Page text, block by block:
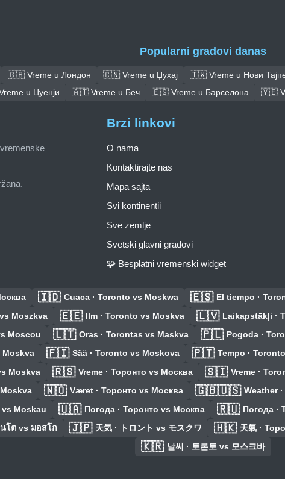
Popularni gradovi danas
🇬🇧 Vreme u Лондон 🇨🇳 Vreme u Џухај 🇹🇼 Vreme u Нови
u Цуенји
🇦🇹 Vreme u Беч 🇪🇸 Vreme u Барселона 🇾🇪
Brzi linkovi
O nama
Kontaktirajte nas
Mapa sajta
Svi kontinentii
Sve zemlje
Svetski glavni gradovi
🧩 Besplatni vremenski widget
🇮🇩 Cuaca · Toronto vs Moskwa 🇪🇸 El tiempo ·
Moszkva 🇪🇪 Ilm · Toronto vs Moskva 🇱🇻 Laikapstākļi ·
Moscou 🇱🇹 Oras · Torontas vs Maskva 🇵🇱 Pogoda ·
Moskva 🇫🇮 Sää · Toronto vs Moskova 🇵🇹 Tempo ·
Moskva 🇷🇸 Vreme · Торонто vs Москва 🇸🇮 Vreme ·
🇳🇴 Været · Торонто vs Москва 🇬🇧🇺🇸 Weather
vs Moskau 🇺🇦 Погода · Торонто vs Москва 🇷🇺 Погода ·
โต vs มอสโก 🇯🇵 天気 · トロント vs モスクワ 🇭🇰 天氣 ·
🇰🇷 날씨 · 토론토 vs 모스크바